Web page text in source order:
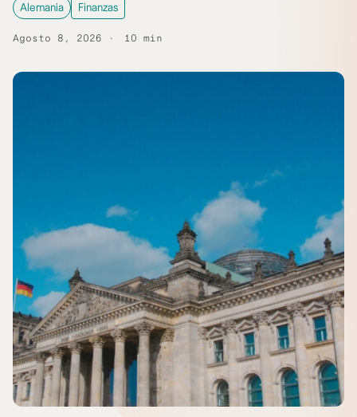
Alemania Finanzas
Agosto 8, 2026 10 min